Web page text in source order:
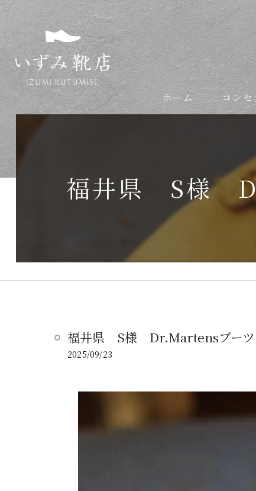
ホーム コン
福井県 S様
福井県 S様 Dr.Martensブー
2025/09/23